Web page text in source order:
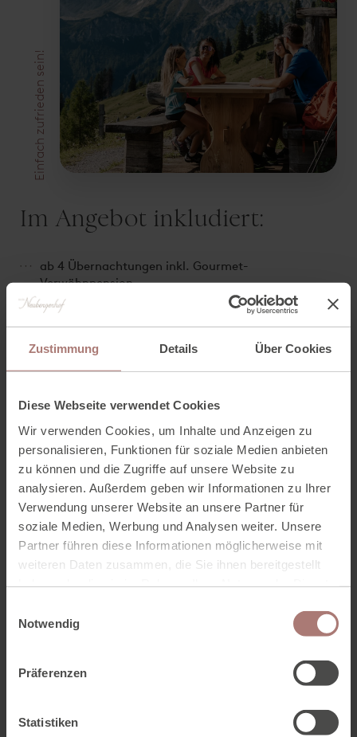
Zustimmung Details Über Cookies
Diese Webseite verwendet Cookies
Wir verwenden Cookies, um Inhalte und Anzeigen zu
personalisieren, Funktionen für soziale Medien anbieten
zu können und die Zugriffe auf unsere Website zu
analysieren. Außerdem geben wir Informationen zu Ihrer
Verwendung unserer Website an unsere Partner für
soziale Medien, Werbung und Analysen weiter. Unsere
Partner führen diese Informationen möglicherweise mit
weiteren Daten zusammen, die Sie ihnen bereitgestellt
Notwendig
Präferenzen
Statistiken
Einfach zufrieden sein!
Im Angebot inkludiert:
ab 4 Übernachtungen inkl. Gourmet-
Verwöhnpension
(reichhaltiges Frühstücksbuffet, Nachmittagsjause
mit Kaffee & Kuchen, 5-Gänge Abendmenü inkl.
Alkoholfreie Getränke von der Saftbar sowie Tee &
Kaffee vom Buffet
Schwierigkeitsgraden
Wanderbus ab Haustüre
Trockenraum
für Wanderbekleidung und
Wanderutensilien
KompetenteTourenberatung
Die umfangreichenNeubergerhof ****PLUS
Inklusivleistungen
JETZT ANFRAGEN